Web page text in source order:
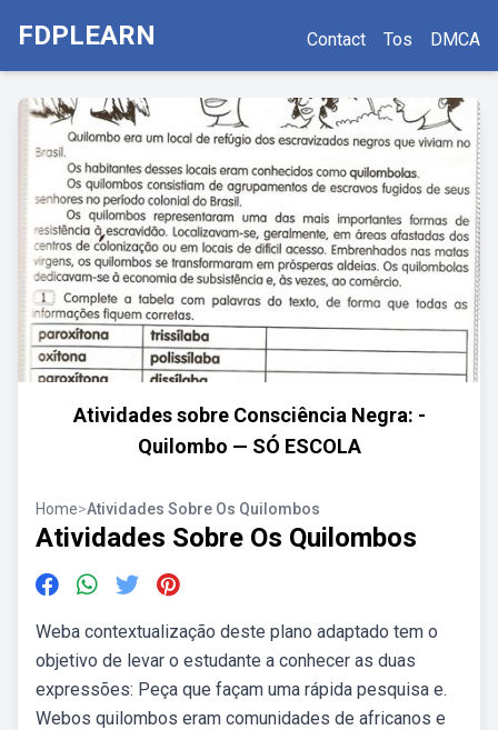
FDPLEARN Contact Tos DMCA
Atividades sobre Consciência Negra: -
Quilombo — SÓ ESCOLA
Home>Atividades Sobre Os Quilombos
Atividades Sobre Os Quilombos
Weba contextualização deste plano adaptado tem o
objetivo de levar o estudante a conhecer as duas
expressões: Peça que façam uma rápida pesquisa e.
Webos quilombos eram comunidades de africanos e